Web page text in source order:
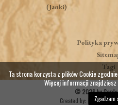
(Janki)
Polityka
Tagi
© 2026 by
Created by:
Marketing
Ta strona korzysta z plików Cookie
Więcej informacji znajdziesz
Zgadzam